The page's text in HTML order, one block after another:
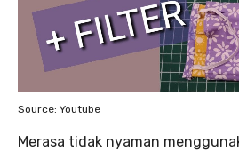
Source: Youtube
Merasa tidak nyaman